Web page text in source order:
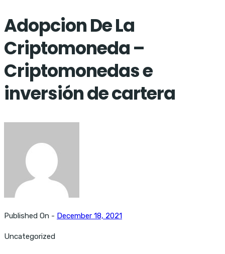
Adopcion De La
Criptomoneda –
Criptomonedas e
inversión de cartera
Published On - December 18, 2021
Uncategorized